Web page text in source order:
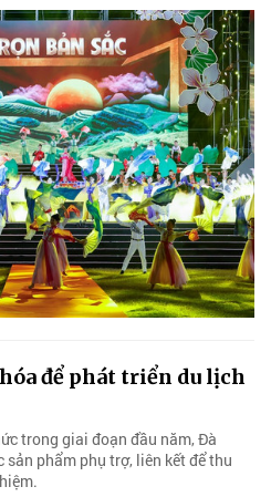
để phát triển du lịch
trong giai đoạn đầu năm, Đà
sản phẩm phụ trợ, liên kết để thu